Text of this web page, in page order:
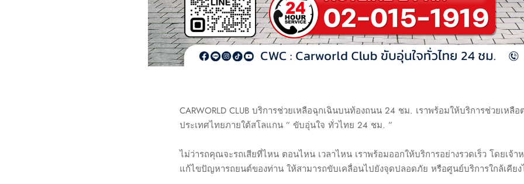
CARWORLD CLUB บริการช่วยเหลือฉุกเฉินบนท้องถนน 24 ชม. เราพร้อมให้บริการช่วยเหลื
ประเทศไทยภายใต้สโลแกน ” ขับอุ่นใจ ทั่วไทย 24 ชม. ”
ไม่ว่ารถคุณจะรถเสียที่ไหน ตอนไหน เวลาไหน เราพร้อมออกให้บริการอย่างรวดเร็ว โดยเจ้
แก้ไขปัญหารถยนต์ของท่าน ให้สามารถขับเคลื่อนไปยังจุดปลอดภัย หรือศูนย์บริการใกล้เคียง